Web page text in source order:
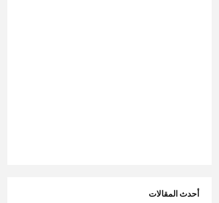
أحدث المقالات